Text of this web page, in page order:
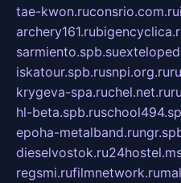
tae-kwon.ruconsrio.com.ru
archery161.ru
sarmiento.spb.su
iskatour.spb.rusnpi.org.ru
krygeva-spa.ruchel.net.ru
hl-beta.spb.ru
epoha-metalband.ru
dieselvostok.ru
regsmi.rufilmnetwork.ru